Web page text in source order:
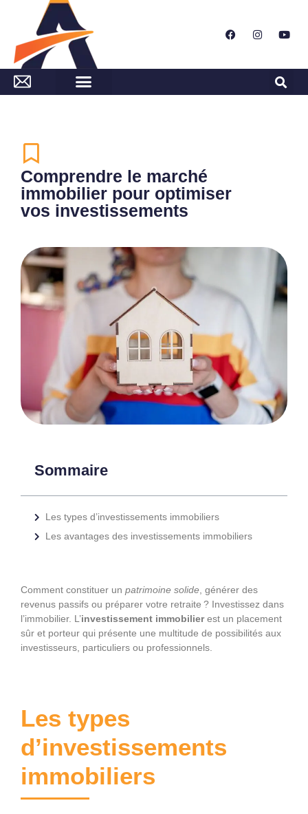
Comprendre le marché
immobilier pour optimiser
vos investissements
Sommaire
Les types d’investissements immobiliers
Les avantages des investissements immobiliers
Comment constituer un patrimoine solide , générer des
revenus passifs ou préparer votre retraite ? Investissez dans
l’immobilier. L’investissement immobilierest un placement
sûr et porteur qui présente une multitude de possibilités aux
investisseurs, particuliers ou professionnels.
Les types
d’investissements
immobiliers